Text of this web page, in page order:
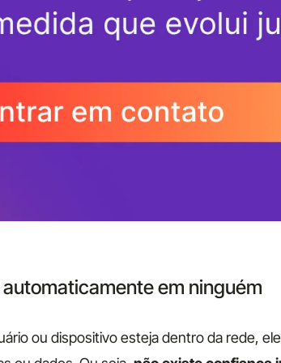
em ninguém
ou dispositivo esteja dentro da rede,